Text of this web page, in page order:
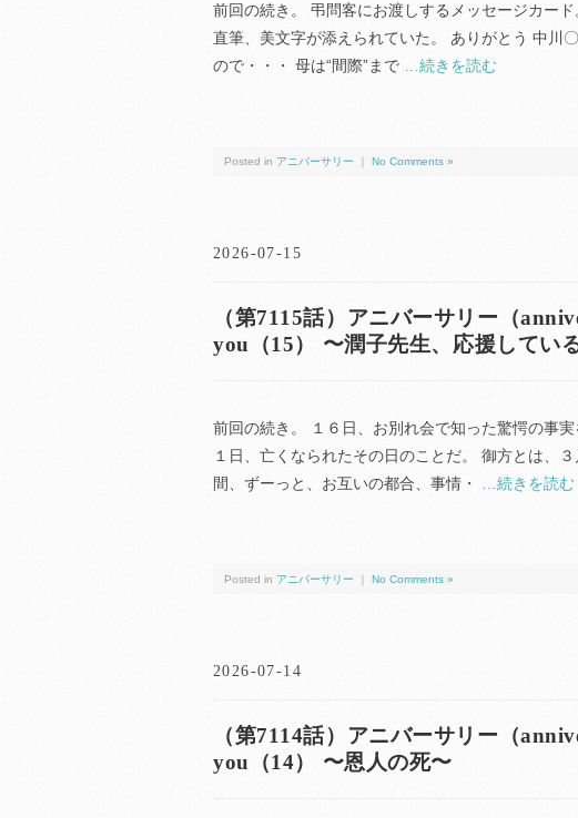
前回の続き。 弔問客にお渡しするメッセージカード
直筆、美文字が添えられていた。 ありがとう 中川
ので・・・ 母は“間際”まで …続きを読む
Posted in アニバーサリー No Comments »
2026-07-15
（第7115話）アニバーサリー（
you（15） 〜潤子先生、応援してい
前回の続き。 １６日、お別れ会で知った驚愕の事
１日、亡くなられたその日のことだ。 御方とは、
間、ずーっと、お互いの都合、事情・
…続きを読む
Posted in アニバーサリー No Comments »
2026-07-14
（第7114話）アニバーサリー（
you（14） 〜恩人の死〜